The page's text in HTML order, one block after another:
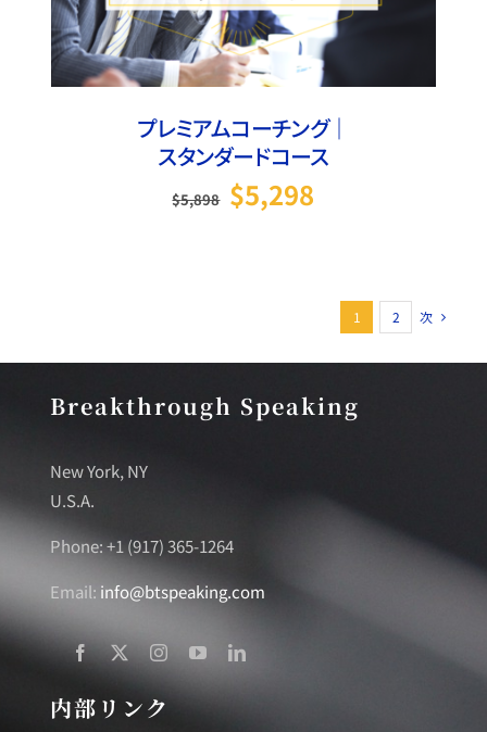
プレミアムコーチング｜
スタンダードコース
$5,898 元の価格は
$5,298
1 2 次
Breakthrough Speaking
New York, NY
U.S.A.
Phone: +1 (917) 365-1264
Email: info@btspeaking.com
内部リンク